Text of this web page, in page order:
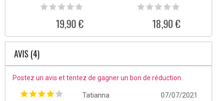
19,90 € 18,90 €
AVIS (4)
Postez un avis et tentez de gagner un bon de réduction.
07/07/2021
Tatianna